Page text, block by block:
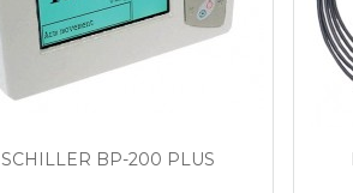
SCHILLER BP-200 PLUS